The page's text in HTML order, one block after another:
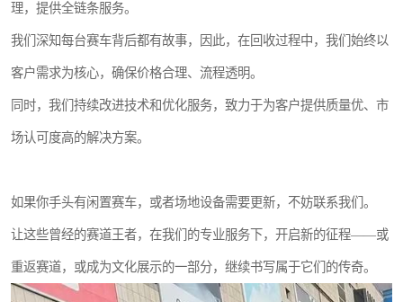
理，提供全链条服务。
我们深知每台赛车背后都有故事，因此，在回收过程中，我们始终以
客户需求为核心，确保价格合理、流程透明。
同时，我们持续改进技术和优化服务，致力于为客户提供质量优、市
场认可度高的解决方案。
如果你手头有闲置赛车，或者场地设备需要更新，不妨联系我们。
让这些曾经的赛道王者，在我们的专业服务下，开启新的征程——或
重返赛道，或成为文化展示的一部分，继续书写属于它们的传奇。